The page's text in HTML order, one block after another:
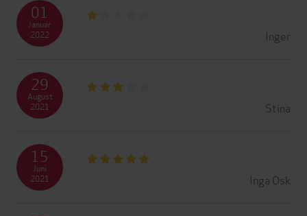
Inger
01
Januar
2022
Stina
29
August
2021
Inga Osk
15
Juni
2021